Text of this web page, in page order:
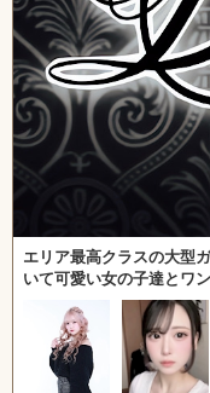
エリア最高クラスの大型
いて可愛い女の子達とワ